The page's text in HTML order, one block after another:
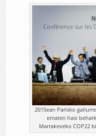
2015ean Parisko
ematen hasi
Marrakexeko COP22